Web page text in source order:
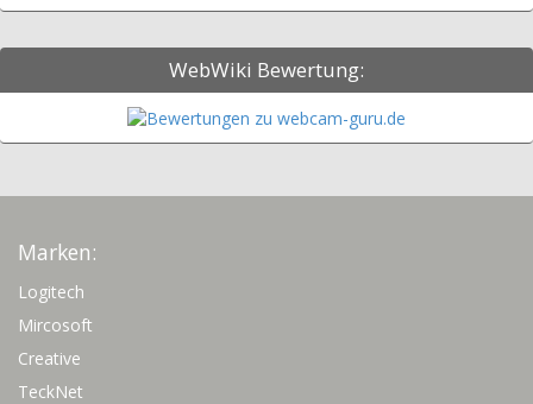
WebWiki Bewertung:
Marken:
Logitech
Mircosoft
Creative
TeckNet